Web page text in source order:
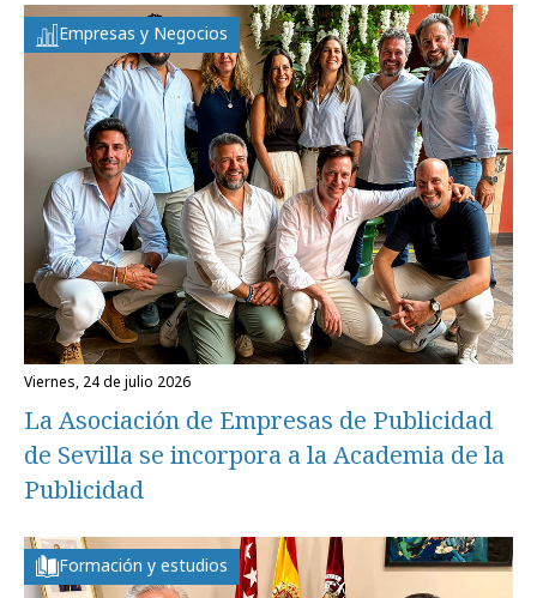
Empresas y Negocios
viernes, 24 de julio 2026
La Asociación de Empresas de Publicidad
de Sevilla se incorpora a la Academia de la
Publicidad
Formación y estudios